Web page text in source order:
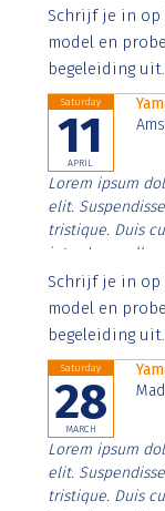
Aenean
imperdiet.
Schrijf je in op
model en
begeleiding
Saturday
11
APRIL
Lorem ipsum
elit.
tristique. Duis
interdum nulla,
Aenean
imperdiet.
Schrijf je in op
model en
begeleiding
Saturday
28
MARCH
Lorem ipsum
elit.
tristique. Duis